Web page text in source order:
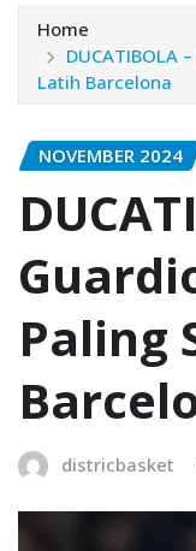
Home
DUCATIBOLA
Latih Barcelona
NOVEMBER 2024
Paling
districbasket